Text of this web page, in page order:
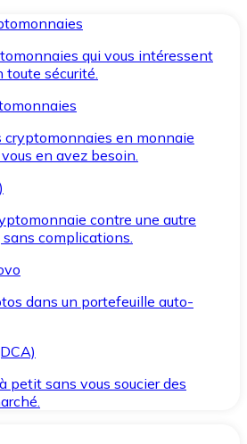
qui vous intéressent
sécurité.
cryptomonnaies en monnaie
en avez besoin.
contre une autre
complications.
dans un portefeuille auto-
petit sans vous soucier des